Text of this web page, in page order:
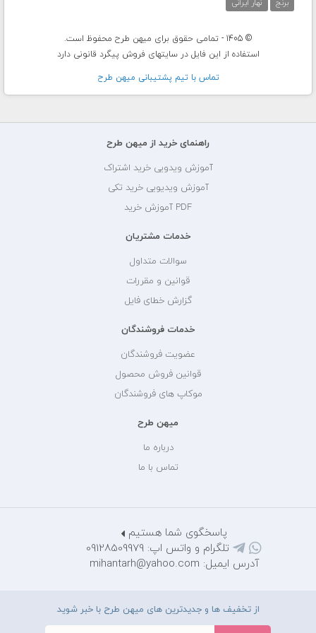
برنج
نهار ایرانی
© 1405 - تمامی حقوق برای میهن طرح محفوظ است.
استفاده از این فایل در سایتهای فروش پیگرد قانونی دارد
تماس با تيم پشتيبانی ميهن طرح
راهنمای خرید از میهن طرح
آموزش ویدویی خرید اشتراک
آموزش ویدیویی خرید تکی
PDF آموزش خرید
خدمات مشتریان
سوالات متداول
قوانین و مقررات
گزارش خطای فایل
خدمات فروشندگان
عضویت فروشندگان
قوانین فروش محصول
موکاپ های فروشندگان
میهن طرح
درباره ما
تماس با ما
پاسخگوی شما هستیم
تلگرام و واتس اپ: 09128509979
آدرس ایمیل: mihantarh@yahoo.com
از تخفیف ها و جدیدترین های میهن طرح با خبر شوید